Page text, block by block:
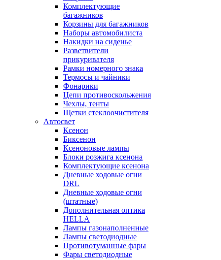
Комплектующие
багажников
Корзины для багажников
Наборы автомобилиста
Накидки на сиденье
Разветвители
прикуривателя
Рамки номерного знака
Термосы и чайники
Фонарики
Цепи противоскольжения
Чехлы, тенты
Щетки стеклоочистителя
Автосвет
Ксенон
Биксенон
Ксеноновые лампы
Блоки розжига ксенона
Комплектующие ксенона
Дневные ходовые огни
DRL
Дневные ходовые огни
(штатные)
Дополнительная оптика
HELLA
Лампы газонаполненные
Лампы светодиодные
Противотуманные фары
Фары светодиодные